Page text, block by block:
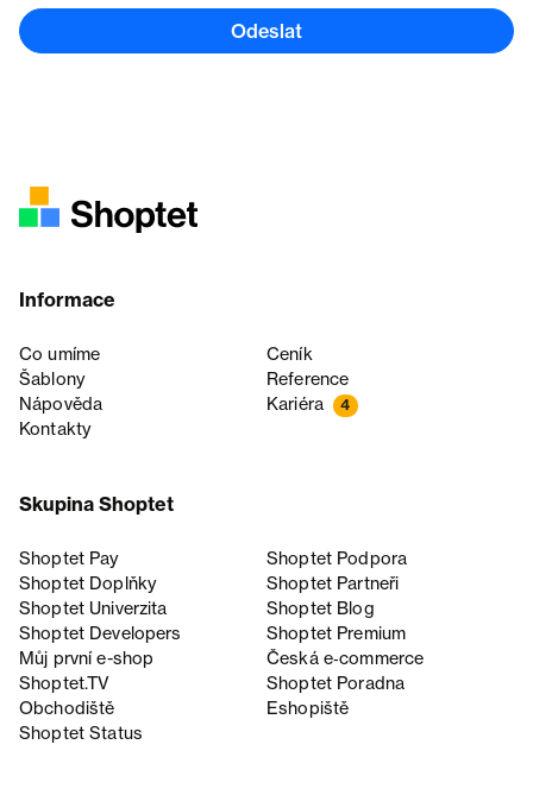
Odeslat
Informace
Co umíme
Ceník
Šablony
Reference
Nápověda
Kariéra 4
Kontakty
Skupina Shoptet
Shoptet Pay
Shoptet Podpora
Shoptet Doplňky
Shoptet Partneři
Shoptet Univerzita
Shoptet Blog
Shoptet Developers
Shoptet Premium
Můj první e-shop
Česká e‑commerce
Shoptet.TV
Shoptet Poradna
Obchodiště
Eshopiště
Shoptet Status